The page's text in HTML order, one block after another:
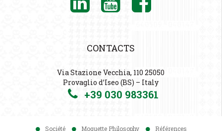
CONTACTS
Via Stazione Vecchia, 110 25050
Provaglio d’Iseo (BS) – Italy
+39 030 983361
Société Moquette Philosophy Références